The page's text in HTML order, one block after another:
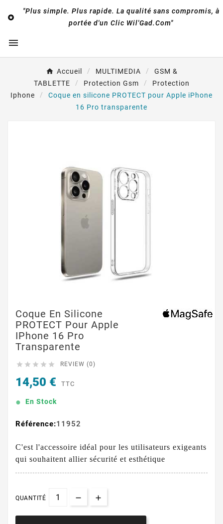

"Plus simple. Plus rapide. La qualité sans compromis, à
portée d'un Clic Wil'Gad.Com"

Accueil MULTIMEDIA
GSM &
TABLETTE
Protection Gsm
Protection
Iphone
Coque en silicone PROTECT pour Apple iPhone
16 Pro transparente
Coque En Silicone
PROTECT Pour Apple
IPhone 16 Pro
Transparente
     REVIEW (0)
14,50 € TTC
En Stock
Référence:11952
C'est l'accessoire idéal pour les utilisateurs exigeants
qui souhaitent allier sécurité et esthétique
QUANTITÉ